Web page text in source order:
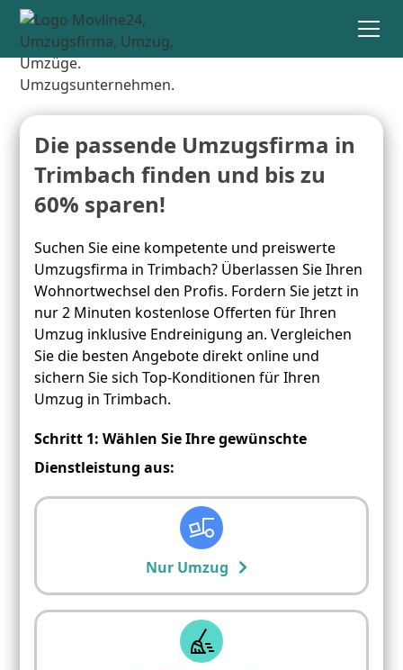
Die passende Umzugsfirma in
Trimbach finden und bis zu
60% sparen!
Suchen Sie eine kompetente und preiswerte
Umzugsfirma in Trimbach? Überlassen Sie Ihren
Wohnortwechsel den Profis. Fordern Sie jetzt in
nur 2 Minuten kostenlose Offerten für Ihren
Umzug inklusive Endreinigung an. Vergleichen
Sie die besten Angebote direkt online und
sichern Sie sich Top-Konditionen für Ihren
Umzug in Trimbach.
Schritt 1: Wählen Sie Ihre gewünschte
Dienstleistung aus:
Nur Umzug